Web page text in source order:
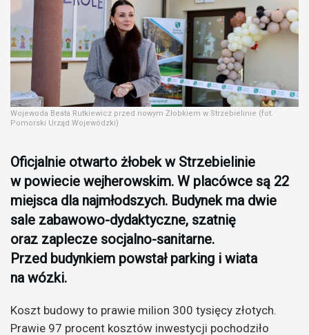
Wojewoda Beata Rutkiewicz przed nowym Żłobkiem w Strzebielinie (fot.
Pomorski Urząd Wojewódzki)
Oficjalnie otwarto żłobek w Strzebielinie
w powiecie wejherowskim. W placówce są 22
miejsca dla najmłodszych. Budynek ma dwie
sale zabawowo-dydaktyczne, szatnię
oraz zaplecze socjalno-sanitarne.
Przed budynkiem powstał parking i wiata
na wózki.
Koszt budowy to prawie milion 300 tysięcy złotych.
Prawie 97 procent kosztów inwestycji pochodziło